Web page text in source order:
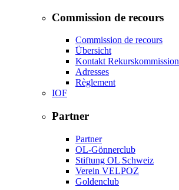
Commission de recours
Commission de recours
Übersicht
Kontakt Rekurskommission
Adresses
Règlement
IOF
Partner
Partner
OL-Gönnerclub
Stiftung OL Schweiz
Verein VELPOZ
Goldenclub